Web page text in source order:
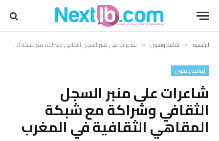
الرئيسية » ثقافة وفنون » شاعرات على منبر السجل الثقافي وشراكة مع شبكة المقاهي الثقافية في المغرب
ثقافة وفنون
شاعرات على منبر السجل
الثقافي وشراكة مع شبكة
المقاهي الثقافية في المغرب